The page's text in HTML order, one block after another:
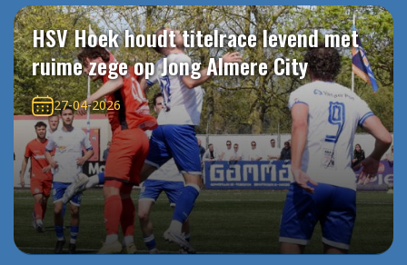
HSV Hoek houdt titelrace levend met
ruime zege op Jong Almere City
27-04-2026